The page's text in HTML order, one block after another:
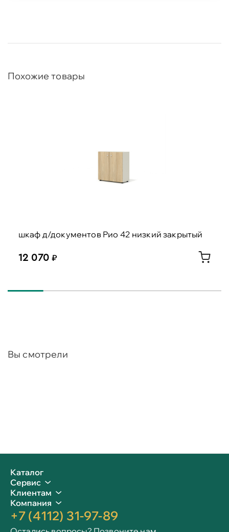
Похожие товары
шкаф д/документов Рио 42 низкий закрытый
12 070
Вы смотрели
Каталог
Сервис
Клиентам
Компания
+7 (4112) 31-97-89